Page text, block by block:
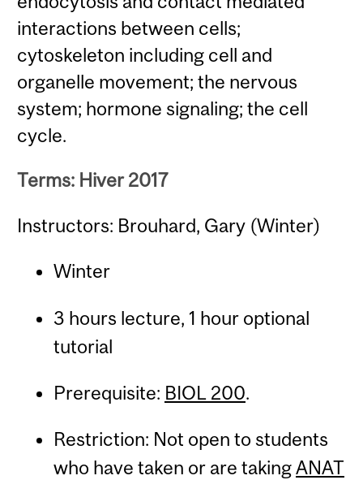
interactions between cells;
cytoskeleton including cell and
organelle movement; the nervous
system; hormone signaling; the cell
cycle.
Terms: Hiver 2017
Instructors: Brouhard, Gary (Winter)
Winter
3 hours lecture, 1 hour optional
tutorial
Prerequisite: BIOL 200.
Restriction: Not open to students
who have taken or are takingANAT